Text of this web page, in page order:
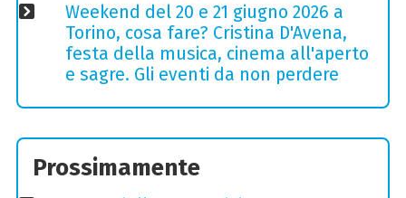
Weekend del 20 e 21 giugno 2026 a
Torino, cosa fare? Cristina D'Avena,
festa della musica, cinema all'aperto
e sagre. Gli eventi da non perdere
Prossimamente